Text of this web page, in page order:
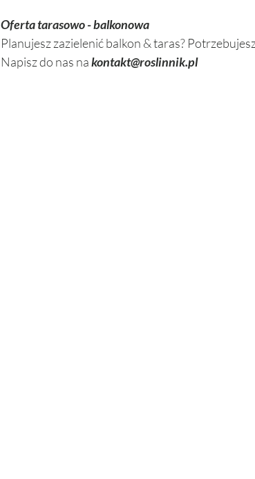
Oferta tarasowo - balkonowa
Planujesz zazielenić balkon & taras?
Napisz do nas na kontakt@roslinnik.pl